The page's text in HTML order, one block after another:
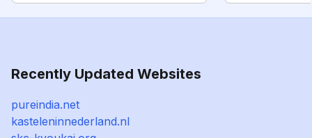
Recently Updated Websites
pureindia.net
kasteleninnederland.nl